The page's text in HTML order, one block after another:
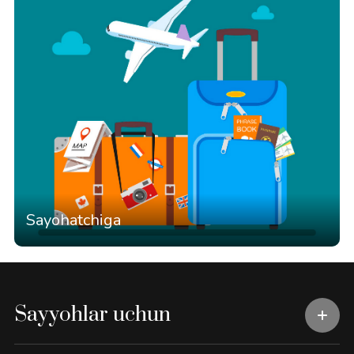
Sayohatchiga
Sayyohlar uchun